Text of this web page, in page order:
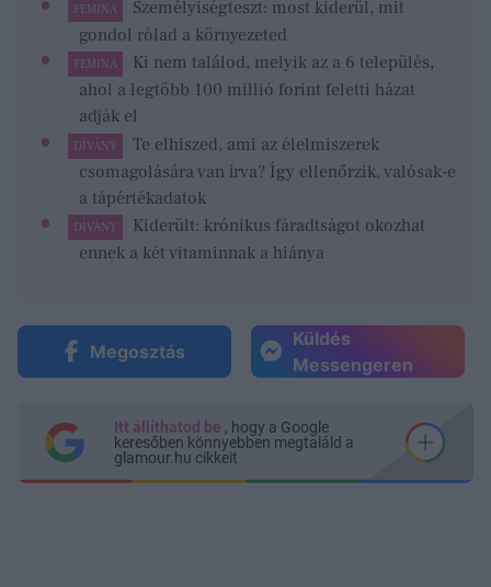
FEMINA
Személyiségteszt: most kiderül, mit
gondol rólad a környezeted
FEMINA
Ki nem találod, melyik az a 6 település,
ahol a legtöbb 100 millió forint feletti házat
adják el
DÍVÁNY
Te elhiszed, ami az élelmiszerek
csomagolására van írva? Így ellenőrzik, valósak-e
a tápértékadatok
DÍVÁNY
Kiderült: krónikus fáradtságot okozhat
ennek a két vitaminnak a hiánya
Megosztás
Küldés
Messengeren
Itt állíthatod be , hogy a Google
keresőben könnyebben megtaláld a
glamour.hu cikkeit